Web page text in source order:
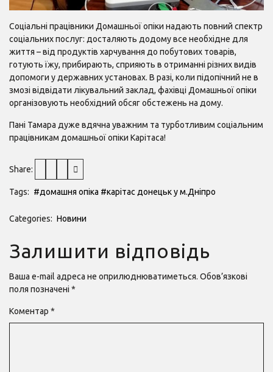
Соціальні працівники Домашньої опіки надають повний спектр
соціальних послуг: досталяють додому все необхідне для
життя – від продуктів харчування до побутових товарів,
готують їжу, прибирають, сприяють в отриманні різних видів
допомоги у державних установах. В разі, коли підопічний не в
змозі відвідати лікувальний заклад, фахівці Домашньої опіки
організовують необхідний обсяг обстежень на дому.
Пані Тамара дуже вдячна уважним та турботливим соціальним
працівникам домашньої опіки Карітаса!
Share:
Tags: #домашня опіка #карітас донецьк у м.Дніпро
Categories: Новини
Залишити відповідь
Ваша e-mail адреса не оприлюднюватиметься. Обов’язкові
поля позначені *
Коментар *